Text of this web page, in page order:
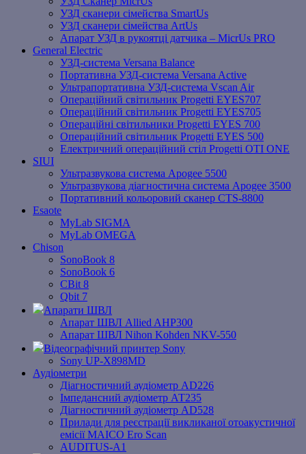
УЗД сканери сімейства SmartUs
УЗД сканери сімейства ArtUs
Апарат УЗД в рукоятці датчика – MicrUs PRO
General Electric
УЗД-система Versana Balance
Портативна УЗД-система Versana Active
Ультрапортативна УЗД-система Vscan Air
Операційний світильник Progetti EYES707
Операційний світильник Progetti EYES705
Операційні світильники Progetti EYES 700
Операційний світильник Progetti EYES 500
Електричний операційний стіл Progetti OTI ONE
SIUI
Ультразвукова система Apogee 5500
Ультразвукова діагностична система Apogee 3500
Портативний кольоровий сканер CTS-8800
Esaote
MyLab SIGMA
MyLab OMEGA
Chison
SonoBook 8
SonoBook 6
СBit 8
Qbit 7
Апарати ШВЛ
Апарат ШВЛ Allied AHP300
Апарат ШВЛ Nihon Kohden NKV-550
Відеографічний принтер Sony
Sony UP-X898MD
Аудіометри
Діагностичний аудіометр AD226
Імпедансний аудіометр АТ235
Діагностичний аудіометр AD528
Прилади для реєстрації викликаної отоакустичної
емісії MAICO Ero Scan
AUDITUS-A1